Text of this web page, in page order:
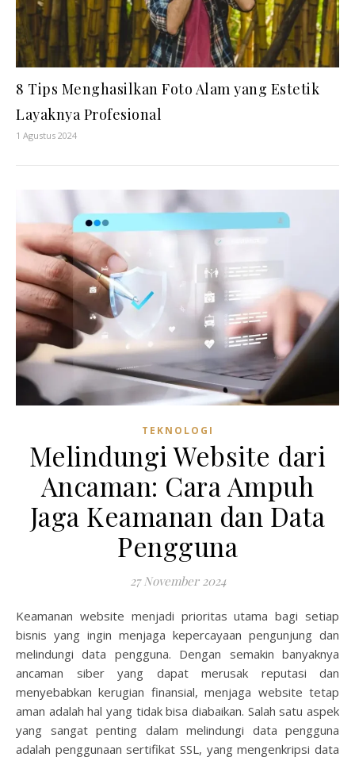
8 Tips Menghasilkan Foto Alam yang Estetik
Layaknya Profesional
1 Agustus 2024
TEKNOLOGI
Melindungi Website dari
Ancaman: Cara Ampuh
Jaga Keamanan dan Data
Pengguna
27 November 2024
Keamanan website menjadi prioritas utama bagi setiap
bisnis yang ingin menjaga kepercayaan pengunjung dan
melindungi data pengguna. Dengan semakin banyaknya
ancaman siber yang dapat merusak reputasi dan
menyebabkan kerugian finansial, menjaga website tetap
aman adalah hal yang tidak bisa diabaikan. Salah satu aspek
yang sangat penting dalam melindungi data pengguna
adalah penggunaan sertifikat SSL, yang mengenkripsi data